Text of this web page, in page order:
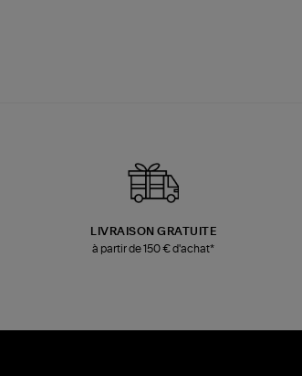
LIVRAISON GRATUITE
à partir de 150 € d'achat*